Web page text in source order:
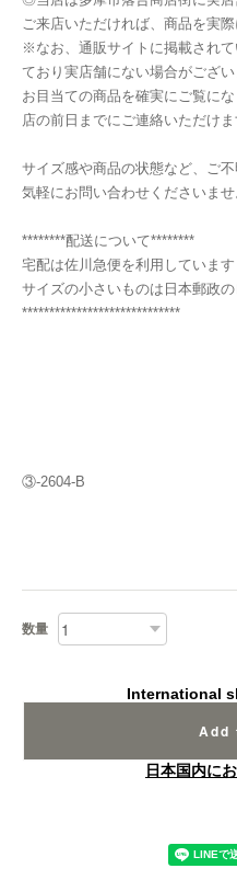
ご来店いただければ、商品を実
※なお、通販サイトに掲載され
ており実店舗にない場合がござい
お目当ての商品を確実にご覧に
店の前日までにご連絡いただけ
サイズ感や商品の状態など、ご
気軽にお問い合わせくださいませ
********配送について********
宅配は佐川急便を利用しています
サイズの小さいものは日本郵政
*****************************
③-2604-B
数量
International
Add
日本国内に